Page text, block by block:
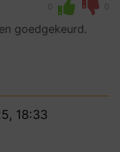
0 0
goedgekeurd.
18:33